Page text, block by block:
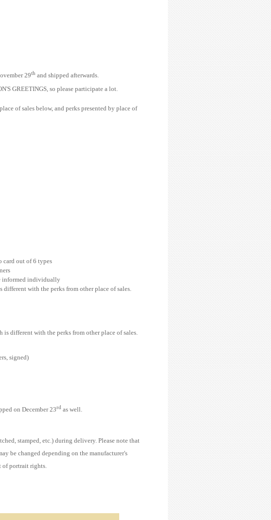
29th and shipped afterwards.
GREETINGS, so please participate a lot.
of sales below, and perks presented by place of
card out of 6 types
informed individually
with the perks from other place of sales.
different with the perks from other place of sales.
signed)
on December 23rd as well.
stamped, etc.) during delivery. Please note that
be changed depending on the manufacturer's
portrait rights.